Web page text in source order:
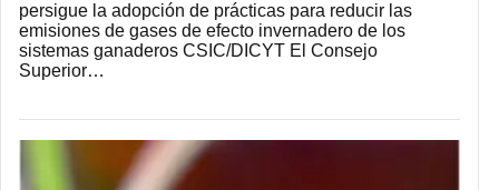
persigue la adopción de prácticas para reducir las
emisiones de gases de efecto invernadero de los
sistemas ganaderos CSIC/DICYT El Consejo
Superior…